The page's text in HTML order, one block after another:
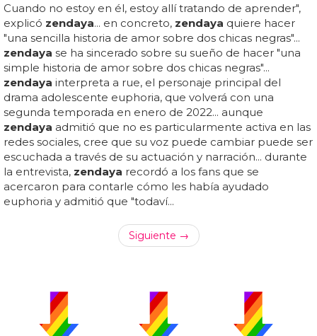
Cuando no estoy en él, estoy allí tratando de aprender",
explicó zendaya... en concreto, zendaya quiere hacer
"una sencilla historia de amor sobre dos chicas negras"...
zendaya se ha sincerado sobre su sueño de hacer "una
simple historia de amor sobre dos chicas negras"...
zendaya interpreta a rue, el personaje principal del
drama adolescente euphoria, que volverá con una
segunda temporada en enero de 2022... aunque
zendaya admitió que no es particularmente activa en las
redes sociales, cree que su voz puede cambiar puede ser
escuchada a través de su actuación y narración... durante
la entrevista, zendaya recordó a los fans que se
acercaron para contarle cómo les había ayudado
euphoria y admitió que "todaví...
Siguiente →